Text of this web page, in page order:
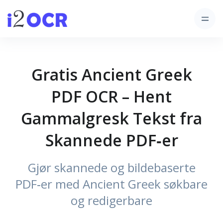
Gratis Ancient Greek
PDF OCR – Hent
Gammalgresk Tekst fra
Skannede PDF‑er
Gjør skannede og bildebaserte
PDF‑er med Ancient Greek søkbare
og redigerbare